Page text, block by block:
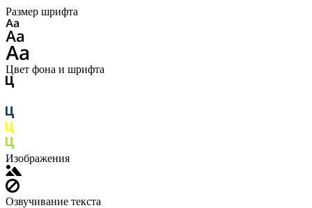
Размер шрифта
Цвет фона и шрифта
Изображения
Озвучивание текста